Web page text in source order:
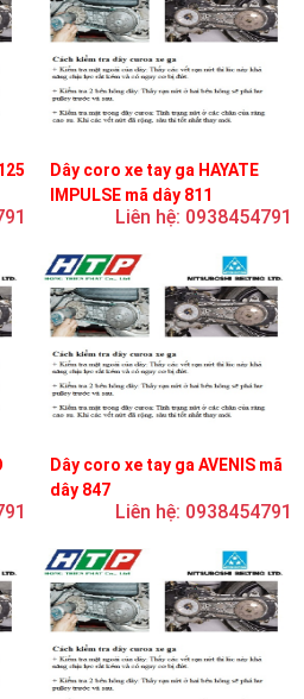
Dây coro xe tay ga HAYATE
IMPULSE mã dây 811
Liên hệ: 0938454791
Dây coro xe tay ga AVENIS mã
dây 847
Liên hệ: 0938454791